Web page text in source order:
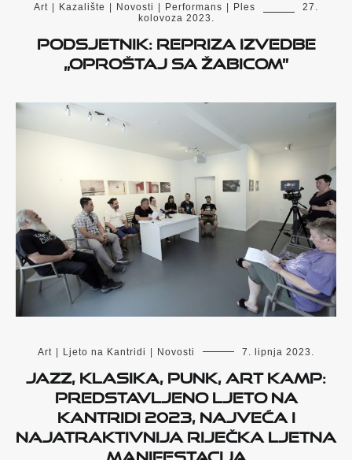
Art | Kazalište | Novosti | Performans | Ples
27.
kolovoza 2023.
Podsjetnik: Repriza izvedbe
„Oproštaj sa Žabicom”
Art | Ljeto na Kantridi | Novosti 7. lipnja 2023.
Jazz, klasika, punk, Art Kamp:
Predstavljeno Ljeto na
Kantridi 2023, najveća i
najatraktivnija riječka ljetna
manifestacija